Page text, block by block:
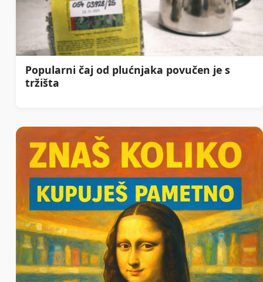
Popularni čaj od plućnjaka povučen je s
tržišta